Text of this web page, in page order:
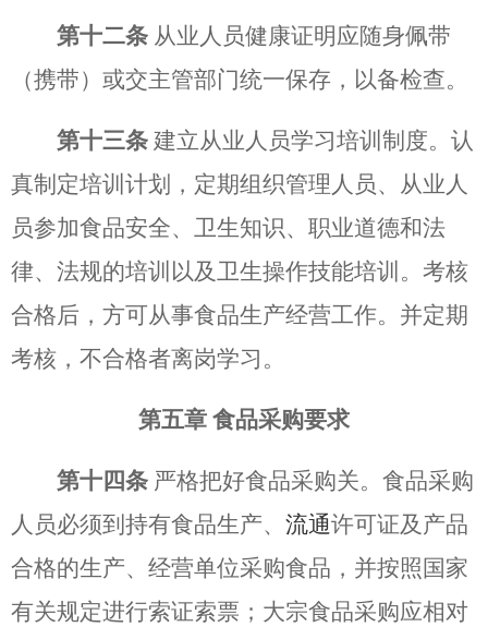
第十二条 从业人员健康证明应随身佩带
（携带）或交主管部门统一保存，以备检查。
第十三条 建立从业人员学习培训制度。认
真制定培训计划，定期组织管理人员、从业人
员参加食品安全、卫生知识、职业道德和法
律、法规的培训以及卫生操作技能培训。考核
合格后，方可从事食品生产经营工作。并定期
考核，不合格者离岗学习。
第五章 食品采购要求
第十四条 严格把好食品采购关。食品采购
人员必须到持有食品生产、 流通许可证及产品
合格的生产、经营单位采购食品，并按照国家
有关规定进行索证索票；大宗食品采购应相对